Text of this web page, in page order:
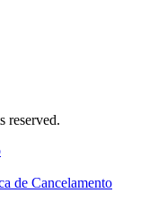
reserved.
de Cancelamento